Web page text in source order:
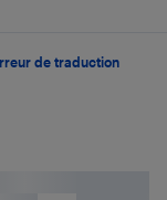
de traduction